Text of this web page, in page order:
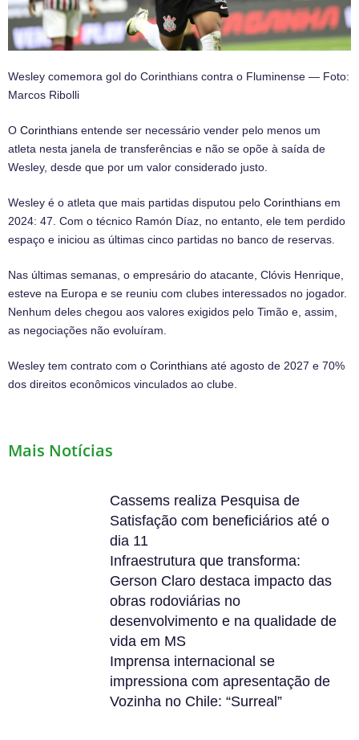
Wesley comemora gol do Corinthians contra o Fluminense — Foto:
Marcos Ribolli
O Corinthians entende ser necessário vender pelo menos um
atleta nesta janela de transferências e não se opõe à saída de
Wesley, desde que por um valor considerado justo.
Wesley é o atleta que mais partidas disputou pelo Corinthians em
2024: 47. Com o técnico Ramón Díaz, no entanto, ele tem perdido
espaço e iniciou as últimas cinco partidas no banco de reservas.
Nas últimas semanas, o empresário do atacante, Clóvis Henrique,
esteve na Europa e se reuniu com clubes interessados no jogador.
Nenhum deles chegou aos valores exigidos pelo Timão e, assim,
as negociações não evoluíram.
Wesley tem contrato com o Corinthians até agosto de 2027 e 70%
dos direitos econômicos vinculados ao clube.
Mais Notícias
Cassems realiza Pesquisa de
Satisfação com beneficiários até o
dia 11
Infraestrutura que transforma:
Gerson Claro destaca impacto das
obras rodoviárias no
desenvolvimento e na qualidade de
vida em MS
Imprensa internacional se
impressiona com apresentação de
Vozinha no Chile: “Surreal”